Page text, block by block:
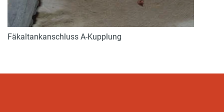
Fäkaltankanschluss A-Kupplung